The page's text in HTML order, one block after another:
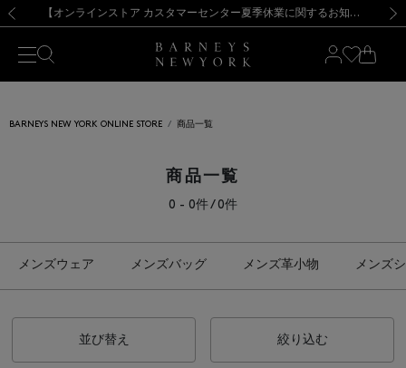
新規登録のお客様も対象！＜MY BARNEYS＞会員のお客様は11,000円（税込）以上のお買上げで常時送料無料！お買い物の際は会員登録を！
【夏季休業に伴う出荷一時停止のお知らせ】(2026.8.7) 【オンラインストア カスタマーセンター夏季休業に関するお知らせ】（2026.8.7）
【夏季休業に伴う返品・交換承り一時停止のお知らせ】（2026.8.5）
熊本県を中心とした地震の影響によるお荷物のお届けについて
【開催中】SUMMER SALEのご案内・ご注意事項 新規登録のお客様も対象！＜MY BARNEYS＞会員のお客様は11,000円（税込）以上のお買上げで常時送料無料！お買い物の際は会員登録を！
【夏季休業に伴う出荷一時停止のお知らせ】(2026.8.7)
BARNEYS NEW YORK ONLINE STORE 商品一覧
商品一覧
0 - 0件 / 0件
メンズウェア メンズバッグ メンズ革小物 メンズ
並び替え 絞り込む